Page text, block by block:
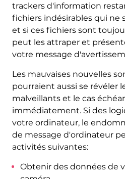
trackers d'information
fichiers indésirables qui ne
et si ces fichiers sont
peut les attraper et
votre message
Les mauvaises nouvelles
pourraient aussi se révéler
malveillants et le cas
immédiatement. Si des
votre ordinateur, le
de message d'ordinateur
activités suivantes:
Obtenir des données de